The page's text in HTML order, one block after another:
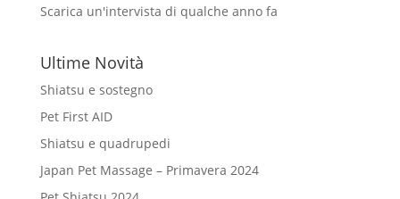
Scarica un'intervista di qualche anno fa
Ultime Novità
Shiatsu e sostegno
Pet First AID
Shiatsu e quadrupedi
Japan Pet Massage – Primavera 2024